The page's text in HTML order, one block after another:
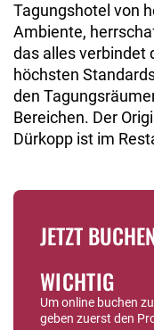
Tagungshotel von
Ambiente,
das alles verbindet
höchsten
den
Bereichen. Der
Dürkopp ist im
JETZT
WICHTIG
Um online buchen
geben zuerst den